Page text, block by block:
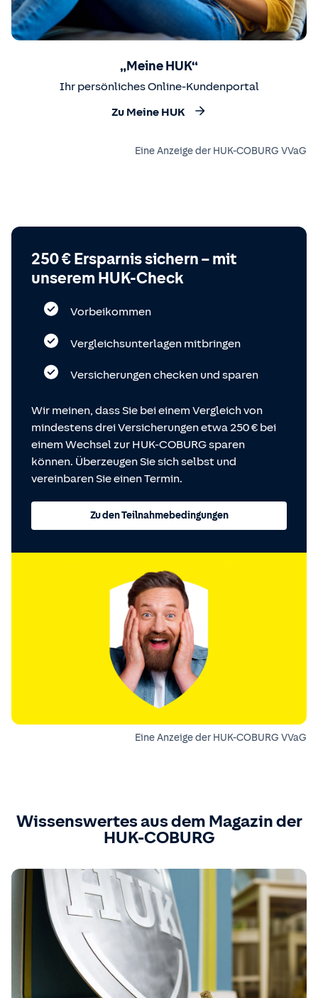
„Meine HUK“
Ihr persönliches Online-Kundenportal
Zu Meine HUK
Eine Anzeige der HUK-COBURG VVaG
250 € Ersparnis sichern – mit
unserem HUK-Check
Vorbeikommen
Vergleichsunterlagen mitbringen
Versicherungen checken und sparen
Wir meinen, dass Sie bei einem Vergleich von
mindestens drei Versicherungen etwa 250 € bei
einem Wechsel zur HUK-COBURG sparen
können. Überzeugen Sie sich selbst und
vereinbaren Sie einen Termin.
Zu den Teilnahmebedingungen
Eine Anzeige der HUK-COBURG VVaG
Wissenswertes aus dem Magazin der
HUK-COBURG